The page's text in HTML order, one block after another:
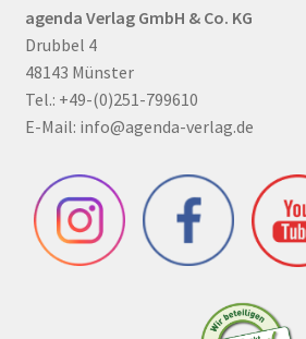
agenda Verlag GmbH & Co. KG
Drubbel 4
48143 Münster
Tel.: +49-(0)251-799610
E-Mail: info@agenda-verlag.de